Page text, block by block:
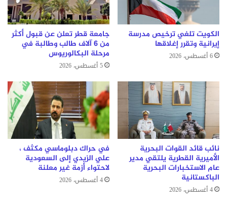
الكويت تلغي ترخيص مدرسة
إيرانية وتقرر إغلاقها
6 أغسطس، 2026
جامعة قطر تعلن عن قبول أكثر
من 6 آلاف طالب وطالبة في
مرحلة البكالوريوس
5 أغسطس، 2026
نائب قائد القوات البحرية
الأميرية القطرية يلتقي مدير
عام الاستخبارات البحرية
الباكستانية
4 أغسطس، 2026
في حراك دبلوماسي مكثف ،
علي الزيدي إلى السعودية
لاحتواء أزمة غير معلنة
4 أغسطس، 2026